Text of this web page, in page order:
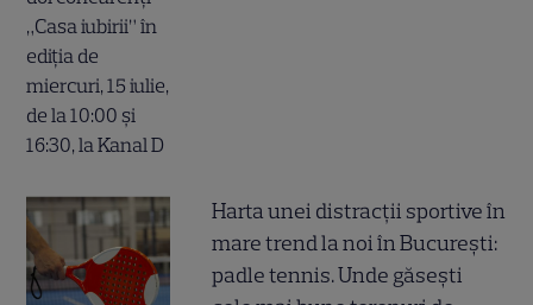
Harta unei distracții sportive în
mare trend la noi în București:
padle tennis. Unde găsești